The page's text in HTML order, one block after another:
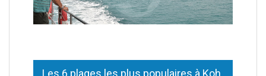
Les 6 plages les plus populaires à Koh